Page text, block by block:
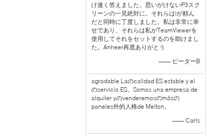
け速く答えました。思いがけないP3スク
リーンの一見絶対に。それらはlが頼ん
だと同時に丁度しました。私は非常に幸
せであり、それらは私がTeamViewerを
使用してそれをセットするのを助けまし
た。Anheer再度ありがとう
—— ピーターB
agradable Laのcalidad ES estable y el
のservicio ES。Somos una empresa de
alquiler yのvenderemosのmásの
paneles外的人格de Melton。
—— Carls